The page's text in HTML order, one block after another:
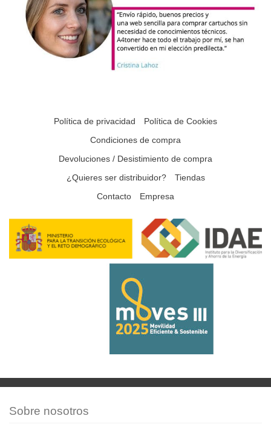
Política de privacidad
Política de Cookies
Condiciones de compra
Devoluciones / Desistimiento de compra
¿Quieres ser distribuidor?
Tiendas
Contacto
Empresa
Sobre nosotros